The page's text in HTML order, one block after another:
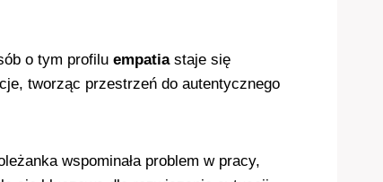
o tym profilu empatiastaje się
tworząc przestrzeń do autentycznego
wspominała problem w pracy,